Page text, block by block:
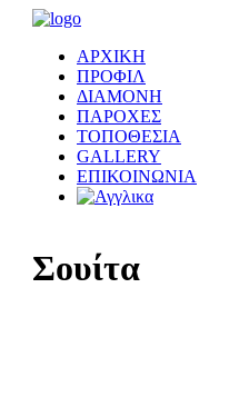
ΑΡΧΙΚΗ
ΠΡΟΦΙΛ
ΔΙΑΜΟΝΗ
ΠΑΡΟΧΕΣ
ΤΟΠΟΘΕΣΙΑ
GALLERY
ΕΠΙΚΟΙΝΩΝΙΑ
Σουίτα